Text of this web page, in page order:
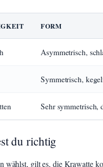
FORM
Asymmetrisch,
Symmetrisch,
Sehr symmetrisch,
du richtig
wählst, gilt es, die Krawatte